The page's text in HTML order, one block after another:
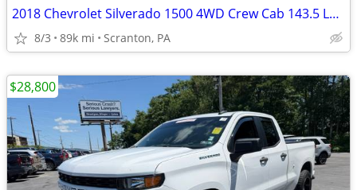
2018 Chevrolet Silverado 1500 4WD Crew Cab 143.5 LT w/2LT
8/3 89k mi Scranton, PA
$28,800